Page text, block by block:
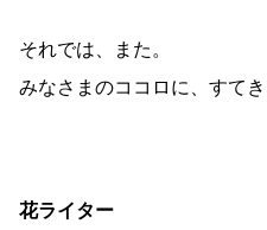
それでは、また。
みなさまのココロに、すて
花ライター